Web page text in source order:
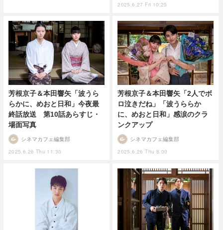
2025.6.27 Fri 10:25
芳根京子＆本田響矢「波うら
らかに、めおと日和」今夜最
終話放送 第10話あらすじ・
場面写真
2025.6.26 Thu 11:30
シネマカフェ編集部
芳根京子＆本田響矢「2人でボ
ロ泣きだね」「波うららか
に、めおと日和」感涙のクラ
ンクアップ
2025.6.26 Thu 8:00
シネマカフェ編集部